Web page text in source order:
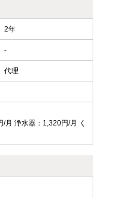
2年
-
代理
浄水器：1,320円/月 く